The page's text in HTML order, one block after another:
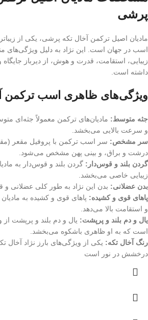
پرشی
مادیان اصیل ترکمن آخال تکه پرشی، یکی از
اسب در جهان است. این نژاد به دلیل ویژگی‌های
زیبایی، استقامت، قدرت و هوش، از دیرباز جایگاه
داشته است.
ویژگی‌های ظاهری اسب ترکمن
جثه متوسط: مادیان‌های ترکمن معمولاً جثه‌ای
و سرعت بالایی می‌بخشد.
سر مشخص: سر اسب ترکمن با پروفیل مقعر
درشت و براق، و بینی پهن مشخص می‌شود.
گردن بلند و قوس‌دار: گردن بلند و قوس‌دار به
زیبایی خاصی می‌بخشد.
بدن عضلانی: بدن این نژاد به طور کلی عضلانی
پاهای قوی و کشیده: پاهای قوی و کشیده به
و استقامت بالا می‌دهد.
یال و دم بلند و پرپشت: یال و دم بلند و پرپشت
است که به او ظاهری باشکوه می‌بخشد.
رنگ آخال تکه: یکی از ویژگی‌های بارز نژاد آخال
درخشش در نور است